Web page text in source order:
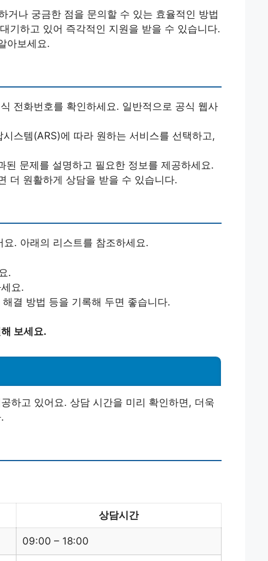
거나 궁금한 점을 문의할 수 있는 효율적인 방법
기하고 있어 즉각적인 지원을 받을 수 있습니다.
아보세요.
전화번호를 확인하세요. 일반적으로 공식 웹사
스템(ARS)에 따라 원하는 서비스를 선택하고,
된 문제를 설명하고 필요한 정보를 제공하세요.
더 원활하게 상담을 받을 수 있습니다.
. 아래의 리스트를 참조하세요.
.
요.
결 방법 등을 기록해 두면 좋습니다.
보세요.
하고 있어요. 상담 시간을 미리 확인하면, 더욱
상담시간
09:00 – 18:00